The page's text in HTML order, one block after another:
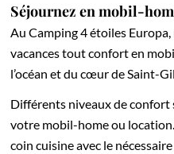
Séjournez en mobil-
Au Camping 4 étoiles
vacances tout confort en
l’océan et du cœur de Saint-
Différents niveaux de
votre mobil-home ou
coin cuisine avec le